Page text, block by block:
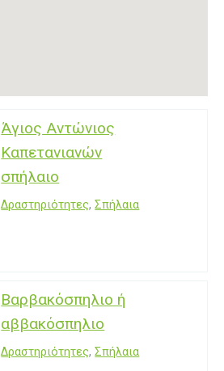
Άγιος Αντώνιος
Καπετανιανών
σπήλαιο
Δραστηριότητες,Σπήλαια
Βαρβακόσπηλιο ή
αββακόσπηλιο
Δραστηριότητες,Σπήλαια